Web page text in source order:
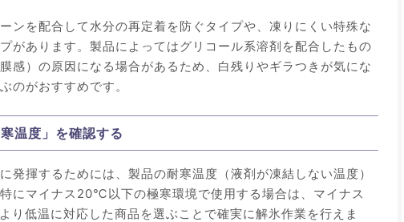
ンを配合して水分の再定着を防ぐタイプや、凍りにくい特殊な
があります。製品によってはグリコール系溶剤を配合したもの
感）の原因になる場合があるため、白残りやギラつきが気にな
のがおすすめです。
温度」を確認する
発揮するためには、製品の耐寒温度（液剤が凍結しない温度）
にマイナス20℃以下の極寒環境で使用する場合は、マイナス
低温に対応した商品を選ぶことで確実に解氷作業を行えま